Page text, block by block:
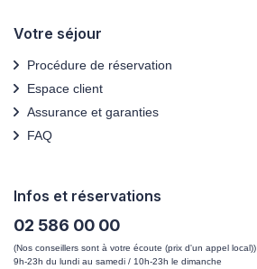
Votre séjour
Procédure de réservation
Espace client
Assurance et garanties
FAQ
Infos et réservations
02 586 00 00
(Nos conseillers sont à votre écoute (prix d'un appel local))
9h-23h du lundi au samedi / 10h-23h le dimanche